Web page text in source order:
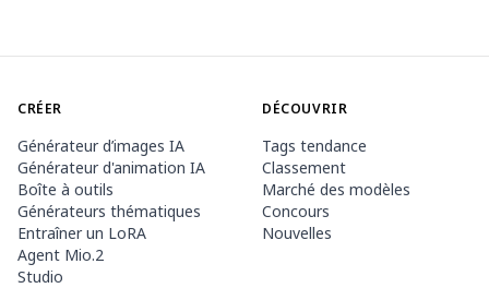
CRÉER
Générateur d’images IA
Générateur d'animation IA
Boîte à outils
Générateurs thématiques
Entraîner un LoRA
Agent Mio.2
Studio
DÉCOUVRIR
Tags tendance
Classement
Marché des modèles
Concours
Nouvelles